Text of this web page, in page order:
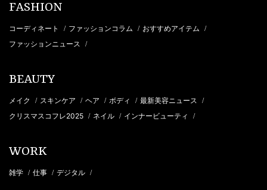
FASHION
コーディネート / ファッションコラム / おすすめアイテム /
ファッションニュース /
BEAUTY
メイク / スキンケア / ヘア / ボディ / 最新美容ニュース /
クリスマスコフレ2025 / ネイル / インナービューティ /
WORK
雑学 / 仕事 / デジタル /